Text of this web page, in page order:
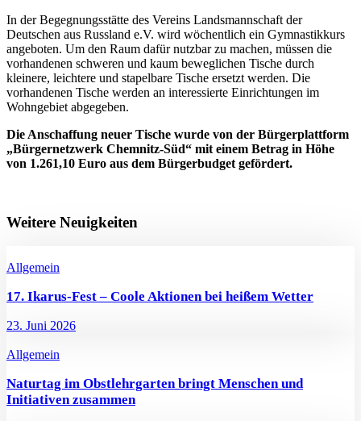
In der Begegnungsstätte des Vereins Landsmannschaft der
Deutschen aus Russland e.V. wird wöchentlich ein Gymnastikkurs
angeboten. Um den Raum dafür nutzbar zu machen, müssen die
vorhandenen schweren und kaum beweglichen Tische durch
kleinere, leichtere und stapelbare Tische ersetzt werden. Die
vorhandenen Tische werden an interessierte Einrichtungen im
Wohngebiet abgegeben.
Die Anschaffung neuer Tische wurde von der Bürgerplattform
„Bürgernetzwerk Chemnitz-Süd“ mit einem Betrag in Höhe
von 1.261,10 Euro aus dem Bürgerbudget gefördert.
Weitere Neuigkeiten
Allgemein
17. Ikarus-Fest – Coole Aktionen bei heißem Wetter
23. Juni 2026
Allgemein
Naturtag im Obstlehrgarten bringt Menschen und
Initiativen zusammen